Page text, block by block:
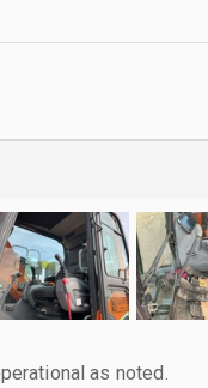
as noted.